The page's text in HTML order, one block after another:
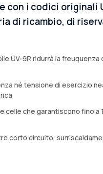
con i codici originali
di ricambio, di
UV-9R ridurrà la
né tensione di esercizio
celle che garantiscono fino a
corto circuito,